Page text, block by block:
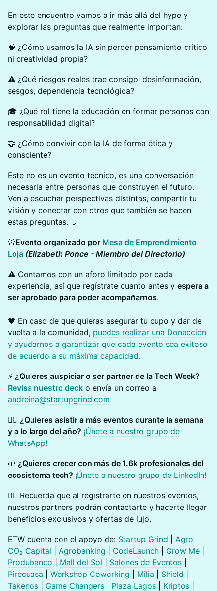
En este encuentro vamos a ir más allá del hype y
explorar las preguntas que realmente importan:
🧠 ¿Cómo usamos la IA sin perder pensamiento crítico
ni creatividad propia?
⚠️ ¿Qué riesgos reales trae consigo: desinformación,
sesgos, dependencia tecnológica?
🎓 ¿Qué rol tiene la educación en formar personas con
responsabilidad digital?
🤝 ¿Cómo convivir con la IA de forma ética y
consciente?
Este no es un evento técnico, es una conversación
necesaria entre personas que construyen el futuro.
Ven a escuchar perspectivas distintas, compartir tu
visión y conectar con otros que también se hacen
estas preguntas. 💬
🚨Evento organizado por Mesa de Emprendimiento
Loja (Elizabeth Ponce - Miembro del Directorio)
⚠️ Contamos con un aforo limitado por cada
experiencia, así que regístrate cuanto antes y espera a
ser aprobado para poder acompañarnos.
🧡 En caso de que quieras asegurar tu cupo y dar de
vuelta a la comunidad, puedes realizar una Donacción
y ayudarnos a garantizar que cada evento sea exitoso
de acuerdo a su máxima capacidad.
⚡ ¿Quieres auspiciar o ser partner de la Tech Week?
Revisa nuestro deck o envía un correo a
andreina@startupgrind.com
👉🏽 ¿Quieres asistir a más eventos durante la semana
y a lo largo del año? ¡Únete a nuestro grupo de
WhatsApp!
🌱 ¿Quieres crecer con más de 1.6k profesionales del
ecosistema tech? ¡Únete a nuestro grupo de LinkedIn!
👉🏽 Recuerda que al registrarte en nuestros eventos,
nuestros partners podrán contactarte y hacerte llegar
beneficios exclusivos y ofertas de lujo.
ETW cuenta con el apoyo de: Startup Grind
Agro
CO₂ Capital
Agrobanking CodeLaunch Grow Me
Produbanco
Mall del Sol Salones de Eventos
Pirecuasa
Workshop Coworking Milia Shield
Takenos
Game Changers Plaza Lagos Kriptos